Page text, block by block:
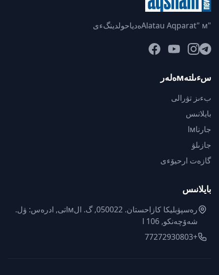
"Alatau Aqparat" мەدياحولدينگءى
سءىلتەмەلەر
بءىز تۋرالى
بايلانىس
جارناмا
جازىلۋ
گازەت ارحيۆءى
بايلانىس
رەسپۋبليكا كازاحستان. 050022, گ. الмاتى, ادرەس: ۋل.
شەۆچەنكو, 106 ا
+77272930803